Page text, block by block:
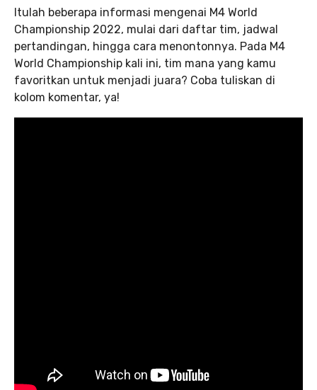
Itulah beberapa informasi mengenai M4 World
Championship 2022, mulai dari daftar tim, jadwal
pertandingan, hingga cara menontonnya. Pada M4
World Championship kali ini, tim mana yang kamu
favoritkan untuk menjadi juara? Coba tuliskan di
kolom komentar, ya!